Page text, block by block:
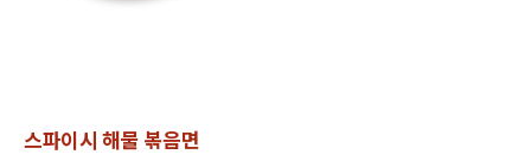
스파이시 해물 볶음면